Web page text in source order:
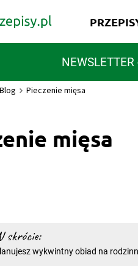
Blog Pieczenie mięsa
mięsa
skrócie:
wykwintny obiad na